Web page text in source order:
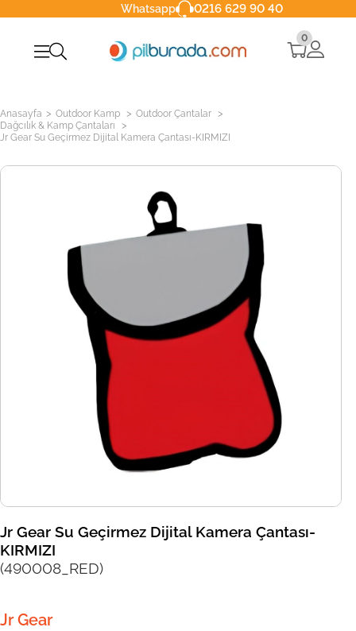
Whatsapp 0216 629 90 40
0
Anasayfa > Outdoor Kamp > Outdoor Çantalar >
Dağcılık & Kamp Çantaları >
Jr Gear Su Geçirmez Dijital Kamera Çantası-KIRMIZI
Jr Gear Su Geçirmez Dijital Kamera Çantası-
KIRMIZI
(490008_RED)
Jr Gear